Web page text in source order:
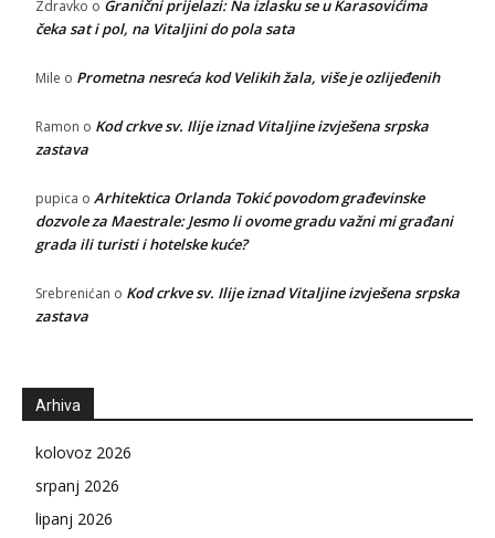
Zdravko o Granični prijelazi: Na izlasku se u Karasovićima
čeka sat i pol, na Vitaljini do pola sata
Mile o Prometna nesreća kod Velikih žala, više je ozlijeđenih
Ramon o Kod crkve sv. Ilije iznad Vitaljine izvješena srpska
zastava
pupica o Arhitektica Orlanda Tokić povodom građevinske
dozvole za Maestrale: Jesmo li ovome gradu važni mi građani
grada ili turisti i hotelske kuće?
Srebrenićan o Kod crkve sv. Ilije iznad Vitaljine izvješena srpska
zastava
Arhiva
kolovoz 2026
srpanj 2026
lipanj 2026